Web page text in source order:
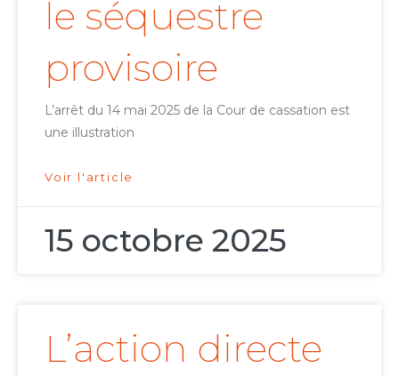
le séquestre
provisoire
L’arrêt du 14 mai 2025 de la Cour de cassation est
une illustration
Voir l'article
15 octobre 2025
L’action directe